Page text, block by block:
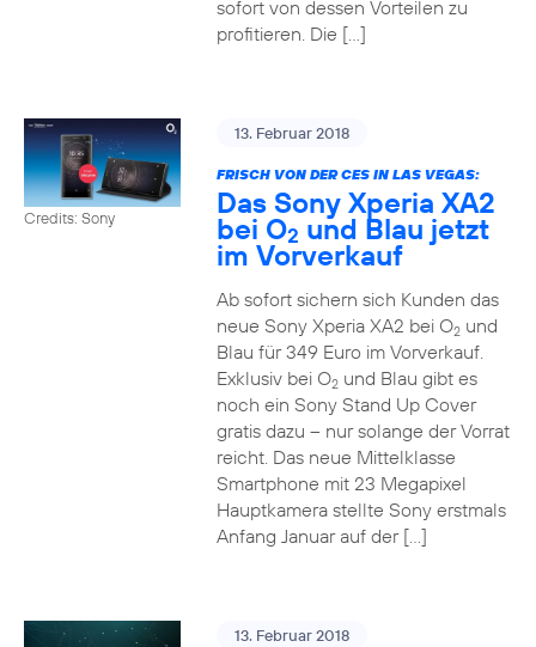
sofort von dessen Vorteilen zu
profitieren. Die […]
Credits: Sony
13. Februar 2018
FRISCH VON DER CES IN LAS VEGAS:
Das Sony Xperia XA2
bei O2 und Blau jetzt
im Vorverkauf
Ab sofort sichern sich Kunden das
neue Sony Xperia XA2 bei O2und
Blau für 349 Euro im Vorverkauf.
Exklusiv bei O2und Blau gibt es
noch ein Sony Stand Up Cover
gratis dazu – nur solange der Vorrat
reicht. Das neue Mittelklasse
Smartphone mit 23 Megapixel
Hauptkamera stellte Sony erstmals
Anfang Januar auf der […]
13. Februar 2018